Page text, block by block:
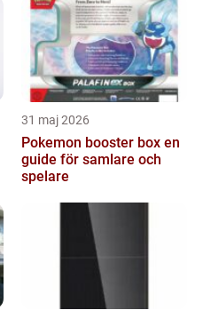
31 maj 2026
Pokemon booster box en
guide för samlare och
spelare